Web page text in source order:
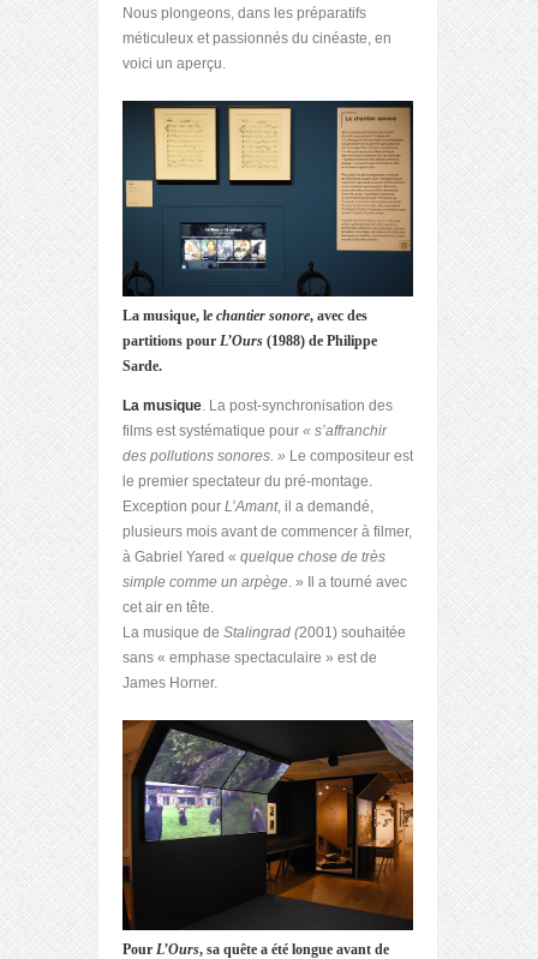
Nous plongeons, dans les préparatifs
méticuleux et passionnés du cinéaste, en
voici un aperçu.
La musique, le chantier sonore, avec des
partitions pour L’Ours (1988) de Philippe
Sarde.
La musique. La post-synchronisation des
films est systématique pour « s’affranchir
des pollutions sonores. » Le compositeur est
le premier spectateur du pré-montage.
Exception pour L’Amant, il a demandé,
plusieurs mois avant de commencer à filmer,
à Gabriel Yared « quelque chose de très
simple comme un arpège. » Il a tourné avec
cet air en tête.
La musique de Stalingrad (2001) souhaitée
sans « emphase spectaculaire » est de
James Horner.
Pour L’Ours, sa quête a été longue avant de